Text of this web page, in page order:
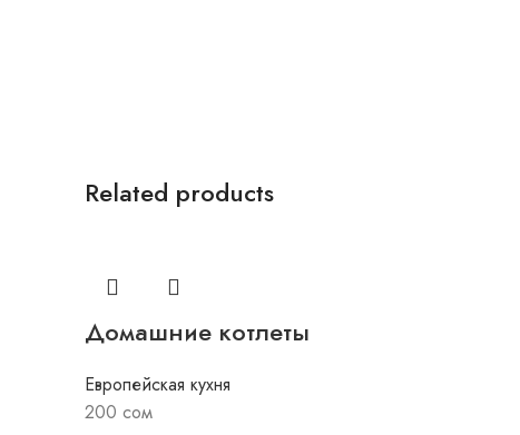
Related products
Домашние котлеты
Европейская кухня
200 сом